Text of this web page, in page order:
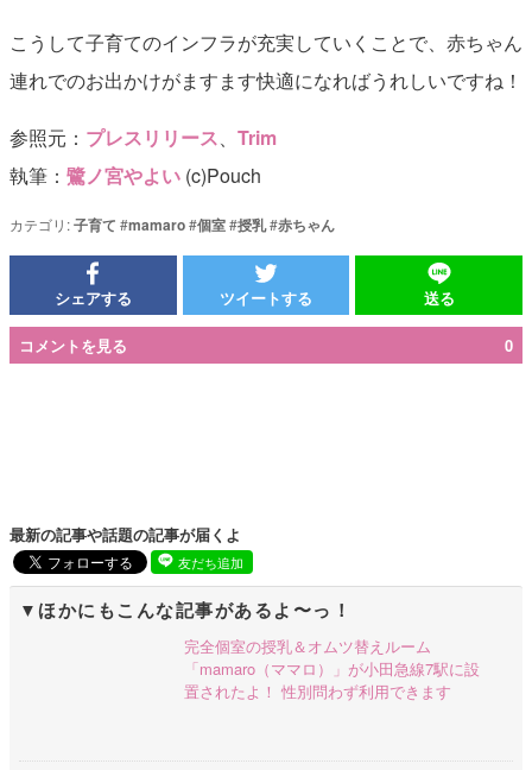
こうして子育てのインフラが充実していくことで、赤ちゃん
連れでのお出かけがますます快適になればうれしいですね！
参照元： プレスリリース、 Trim
執筆： 鷺ノ宮やよい(c)Pouch
カテゴリ:子育て #mamaro#個室#授乳#赤ちゃん
シェアする ツイートする 送る
コメントを見る 0
最新の記事や話題の記事が届くよ
友だち追加
ほかにもこんな記事があるよ〜っ！
完全個室の授乳＆オムツ替えルーム
「mamaro（ママロ）」が小田急線7駅に設
置されたよ！ 性別問わず利用できます